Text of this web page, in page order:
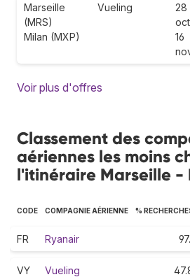
Marseille
(MRS)
Milan (MXP)
Vueling
28
16
Voir plus d'offres
Classement des
aériennes les moins
l'itinéraire Marseille -
CODE COMPAGNIE AÉRIENNE %
FR Ryanair
VY Vueling